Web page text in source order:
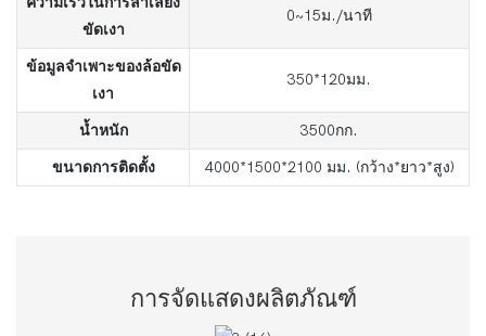
ขัดเงา
0~15ม./นาที
ข้อมูลจำเพาะของล้อขัด
เงา
350*120มม.
น้ำหนัก
3500กก.
ขนาดการติดตั้ง
4000*1500*2100 มม. (กว้าง*ยาว*สูง)
การจัดแสดงผลิตภัณฑ์